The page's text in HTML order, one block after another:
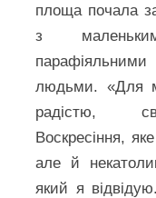
площа почала
з
людьми. «Для
радістю,
Воскресіння,
але й
який я